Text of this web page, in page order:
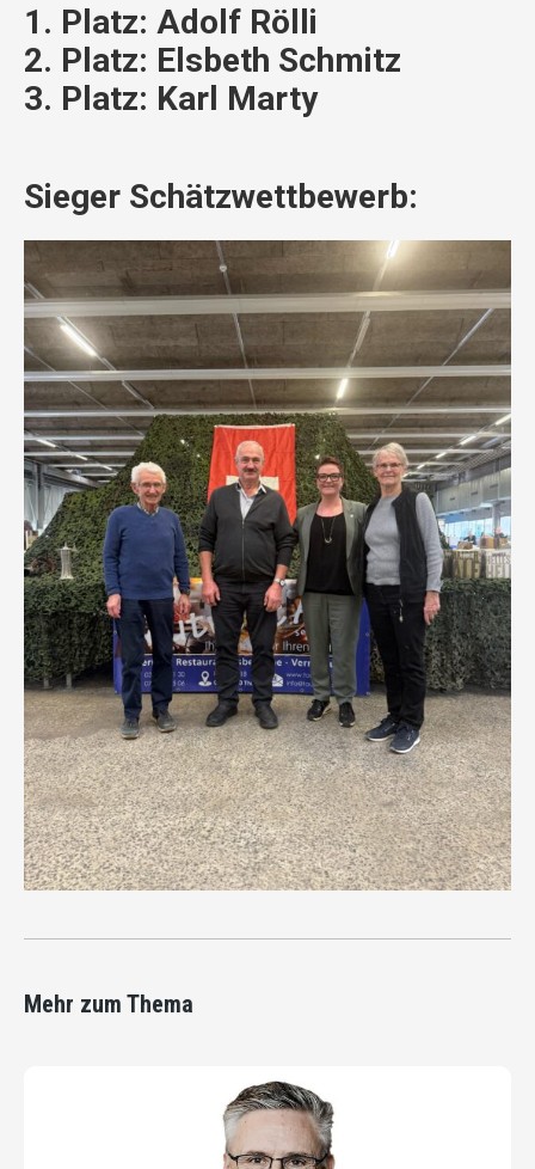
1. Platz: Adolf Rölli
2. Platz: Elsbeth Schmitz
3. Platz: Karl Marty
Sieger Schätzwettbewerb:
Mehr zum Thema